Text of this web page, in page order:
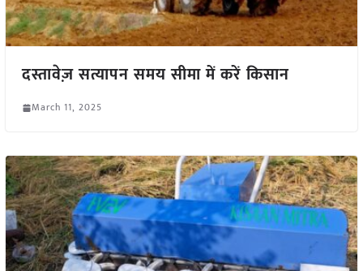
दस्तावेज़ सत्यापन समय सीमा में करें किसान
March 11, 2025